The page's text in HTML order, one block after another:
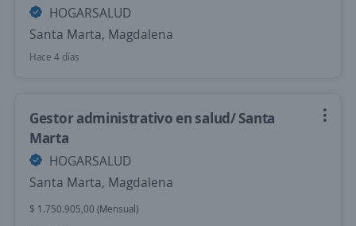
HOGARSALUD
Santa Marta, Magdalena
Hace 4 días
Gestor administrativo en salud/ Santa
Marta
HOGARSALUD
Santa Marta, Magdalena
$ 1.750.905,00 (Mensual)